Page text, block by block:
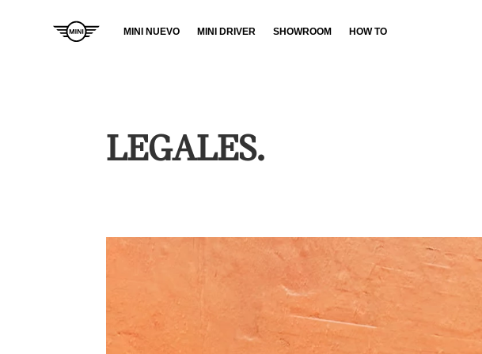
MINI NUEVO MINI DRIVER SHOWROOM HOW TO
LEGALES.
›
COMBUSTIÓN